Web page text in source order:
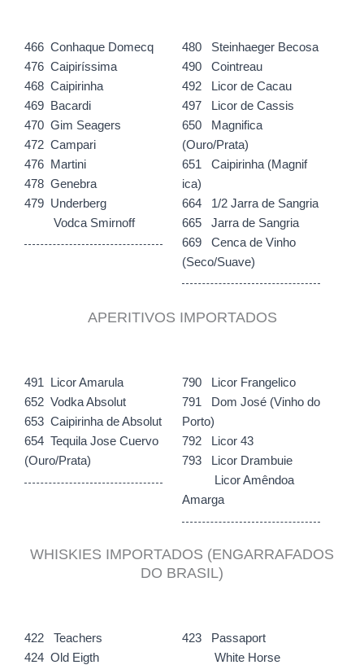
466 Conhaque Domecq
476 Caipiríssima
468 Caipirinha
469 Bacardi
470 Gim Seagers
472 Campari
476 Martini
478 Genebra
479 Underberg
Vodca Smirnoff
480 Steinhaeger Becosa
490 Cointreau
492 Licor de Cacau
497 Licor de Cassis
650 Magnifica
(Ouro/Prata)
651 Caipirinha (Magnif
ica)
664 1/2 Jarra de Sangria
665 Jarra de Sangria
669 Cenca de Vinho
(Seco/Suave)
APERITIVOS IMPORTADOS
491 Licor Amarula
652 Vodka Absolut
653 Caipirinha de Absolut
654 Tequila Jose Cuervo
(Ouro/Prata)
790 Licor Frangelico
791 Dom José (Vinho do
Porto)
792 Licor 43
793 Licor Drambuie
Licor Amêndoa
Amarga
WHISKIES IMPORTADOS (ENGARRAFADOS
DO BRASIL)
422 Teachers
424 Old Eigth
423 Passaport
White Horse